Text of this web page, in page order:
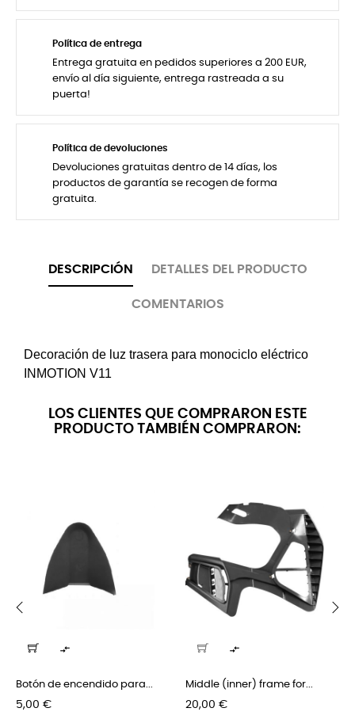
Política de entrega
Entrega gratuita en pedidos superiores a 200 EUR,
envío al día siguiente, entrega rastreada a su
puerta!
Política de devoluciones
Devoluciones gratuitas dentro de 14 días, los
productos de garantía se recogen de forma
gratuita.
DESCRIPCIÓN DETALLES DEL PRODUCTO
COMENTARIOS
Decoración de luz trasera para monociclo eléctrico
INMOTION V11
LOS CLIENTES QUE COMPRARON ESTE
PRODUCTO TAMBIÉN COMPRARON:

Botón de encendido para...
Precio
5,00 €

Middle (inner) frame for...
Precio
20,00 €